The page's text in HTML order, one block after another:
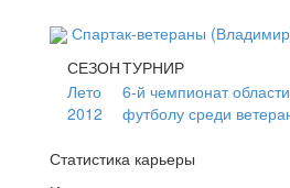
Спартак-ветераны
СЕЗОНТУРНИР
Лето
2012
6-й чемпионат
футболу среди
Статистика карьеры